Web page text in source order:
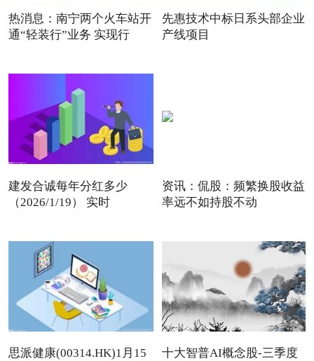
热消息：南宁两个火车站开
通“轻装行”业务 实现行
先惠技术中标日系头部企业
产线项目
建发合诚每年分红多少
（2026/1/19） 实时
资讯：侃股：频繁换股收益
率远不如持股不动
思派健康(00314.HK)1月15
十大智普AI概念股-三季度